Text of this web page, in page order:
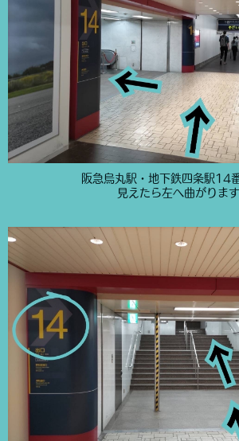
阪急烏丸駅・地下鉄四条駅14
見えたら左へ曲がります